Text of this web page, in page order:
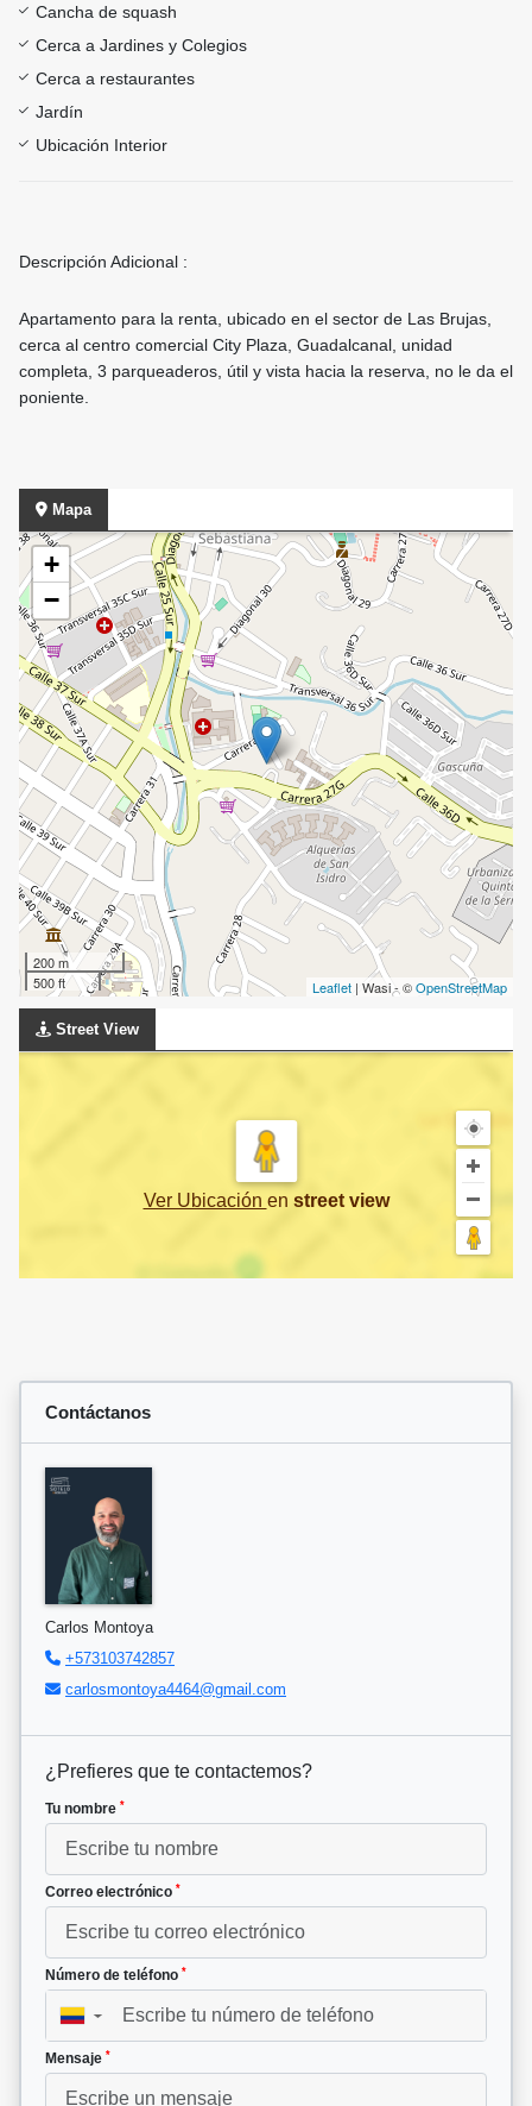
Cancha de squash
Cerca a Jardines y Colegios
Cerca a restaurantes
Jardín
Ubicación Interior
Descripción Adicional :
Apartamento para la renta, ubicado en el sector de Las Brujas,
cerca al centro comercial City Plaza, Guadalcanal, unidad
completa, 3 parqueaderos, útil y vista hacia la reserva, no le da el
poniente.
Mapa
+
−
200 m
500 ft
Leaflet | Wasi - ©OpenStreetMap
Street View
Ver Ubicación en street view
Contáctanos
Carlos Montoya
+573103742857
carlosmontoya4464@gmail.com
¿Prefieres que te contactemos?
Tu nombre *
Correo electrónico *
Número de teléfono *
▼
Mensaje *